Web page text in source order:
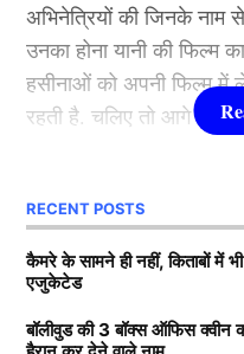
चौथे दिन का खेल समाप्त
शुकरी कॉनराड से इस फैसले
जवाब विवादों में आ गया।
“ज्यादा से ज्यादा थकाना”
यह भी पढ़ें:दक्षिण अफ्रीका
सदस्यीय टीम फाइनल, इन 3
अभिनेत्रियों की जिनके नाम
उनका होना यानी की फिल्म
हसीनाओं को अपनी फिल्म में
रहती है. चलिए तो आगे
1.दीपिका
Padukone)
RECENT POSTS
कैमरे के सामने ही नहीं, किताबों में
एजुकेटेड
बॉलीवुड की 3 बॉक्स ऑफिस क्वीन